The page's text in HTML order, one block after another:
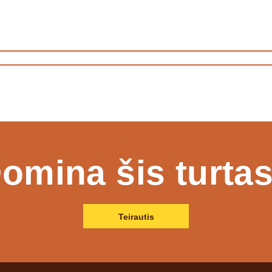
šis
Teirautis